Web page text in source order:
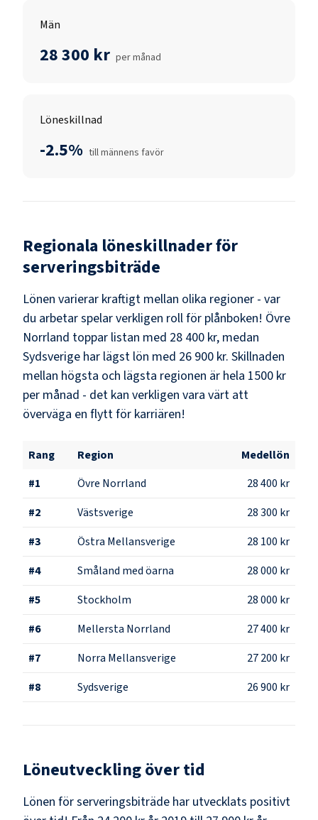
Män
28 300 kr per månad
Löneskillnad
-2.5% till männens favör
Regionala löneskillnader för
serveringsbiträde
Lönen varierar kraftigt mellan olika regioner - var
du arbetar spelar verkligen roll för plånboken! Övre
Norrland toppar listan med 28 400 kr, medan
Sydsverige har lägst lön med 26 900 kr. Skillnaden
mellan högsta och lägsta regionen är hela 1500 kr
per månad - det kan verkligen vara värt att
överväga en flytt för karriären!
Rang Region
Medellön
#1 Övre Norrland
28 400 kr
#2 Västsverige
28 300 kr
#3 Östra Mellansverige
28 100 kr
#4 Småland med öarna
28 000 kr
#5 Stockholm
28 000 kr
#6 Mellersta Norrland
27 400 kr
#7 Norra Mellansverige
27 200 kr
#8 Sydsverige 26 900 kr
Löneutveckling över tid
Lönen för serveringsbiträde har utvecklats positivt